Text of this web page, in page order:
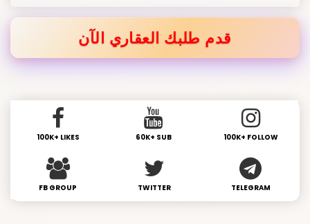
قدم طلبك العقاري الآن
100K+ LIKES 60K+ SUB 100K+ FOLLOW
FB GROUP TWITTER TELEGRAM